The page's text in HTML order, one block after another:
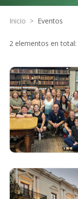
Inicio > Eventos
2 elementos en total: